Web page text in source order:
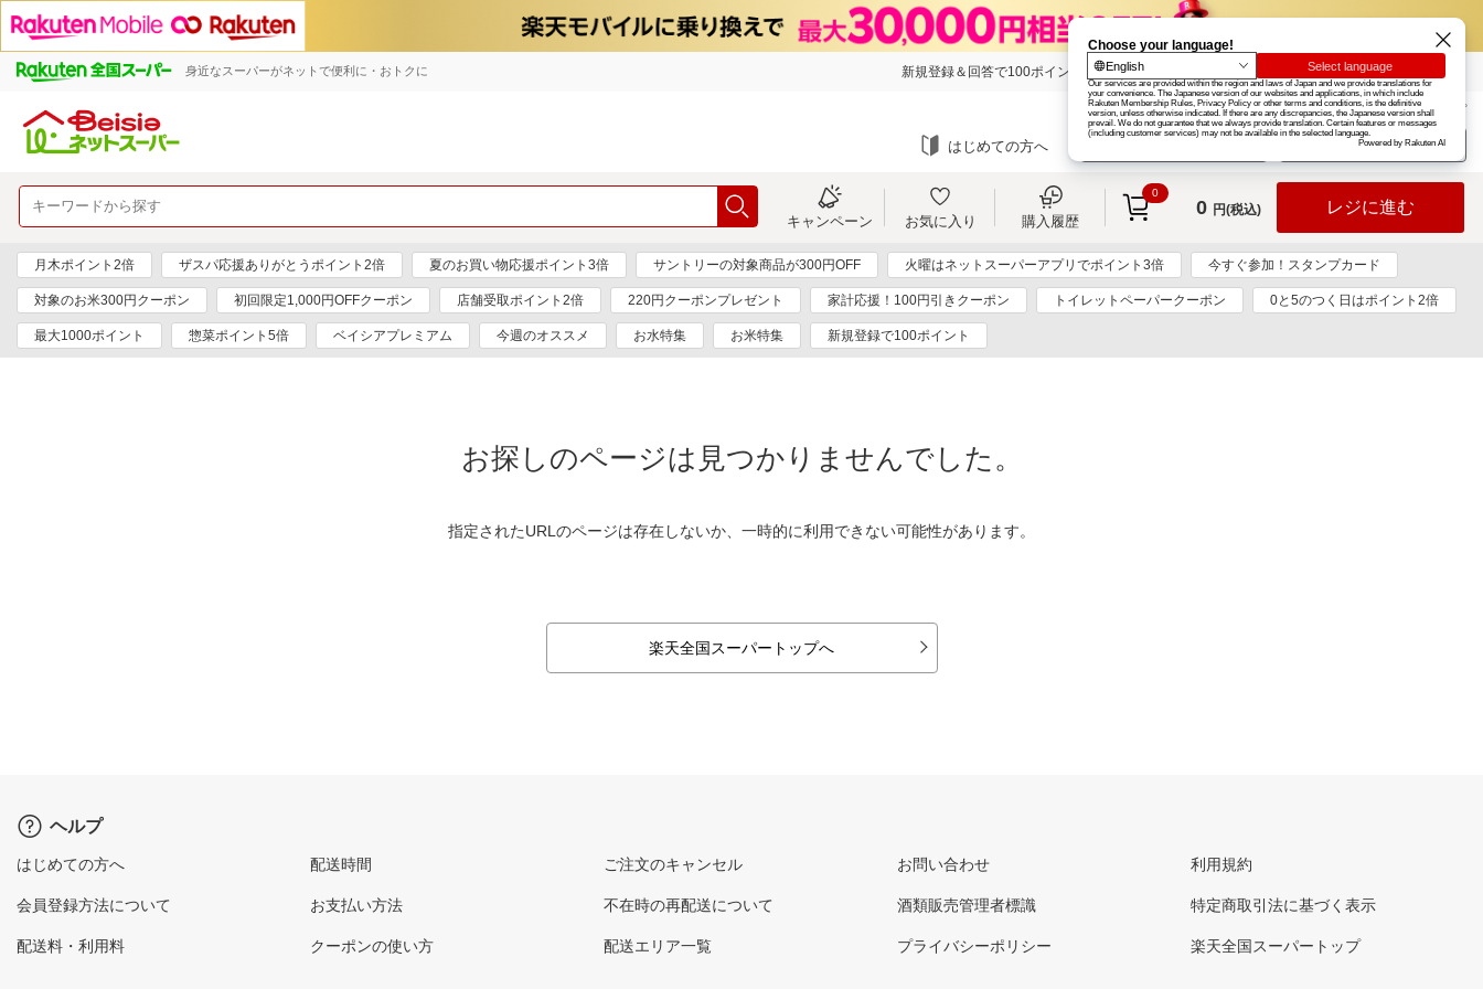
身近なスーパーがネットで便利に・おトクに 新規登録＆回答で100ポイント! 楽天グループ カード
お知らせ ヘルプ
はじめての方へ ログイン
キャンペーン お気に入り 購入履歴
0
0 円(税込) レジに進む
月木ポイント2倍 ザスパ応援ありがとうポイント2倍 夏のお買い物応援ポイント3倍 サントリーの対象商品が300円OFF 火曜はネットスーパーアプリでポイント3倍 今すぐ参加！スタンプカード
対象のお米300円クーポン 初回限定1,000円OFFクーポン 店舗受取ポイント2倍 220円クーポンプレゼント 家計応援！100円引きクーポン トイレットペーパークーポン 0と5のつく日はポイント2倍
最大1000ポイント 惣菜ポイント5倍 ベイシアプレミアム 今週のオススメ お水特集 お米特集 新規登録で100ポイント
お探しのページは見つかりませんでした。
指定されたURLのページは存在しないか、一時的に利用できない可能性があります。
楽天全国スーパートップへ
ヘルプ
はじめての方へ
会員登録方法について
配送料・利用料
配送時間
お支払い方法
クーポンの使い方
ご注文のキャンセル
不在時の再配送について
配送エリア一覧
お問い合わせ
酒類販売管理者標識
プライバシーポリシー
利用規約
特定商取引法に基づく表示
楽天全国スーパートップ